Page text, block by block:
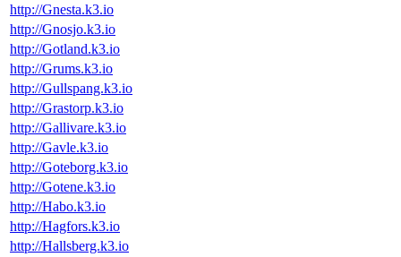
http://Gnesta.k3.io
http://Gnosjo.k3.io
http://Gotland.k3.io
http://Grums.k3.io
http://Gullspang.k3.io
http://Grastorp.k3.io
http://Gallivare.k3.io
http://Gavle.k3.io
http://Goteborg.k3.io
http://Gotene.k3.io
http://Habo.k3.io
http://Hagfors.k3.io
http://Hallsberg.k3.io